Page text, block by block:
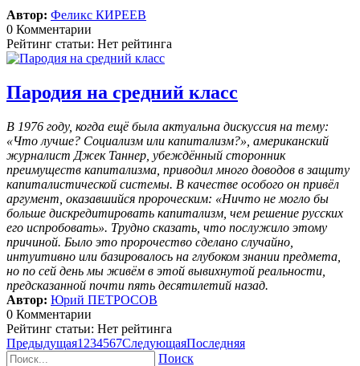
Автор: Феликс КИРЕЕВ
0 Комментарии
Рейтинг статьи: Нет рейтинга
Пародия на средний класс
В 1976 году, когда ещё была актуальна дискуссия на тему:
«Что лучше? Социализм или капитализм?», американский
журналист Джек Таннер, убеждённый сторонник
преимуществ капитализма, приводил много доводов в защиту
капиталистической системы. В качестве особого он привёл
аргумент, оказавшийся пророческим: «Ничто не могло бы
больше дискредитировать капитализм, чем решение русских
его испробовать». Трудно сказать, что послужило этому
причиной. Было это пророчество сделано случайно,
интуитивно или базировалось на глубоком знании предмета,
но по сей день мы живём в этой вывихнутой реальности,
предсказанной почти пять десятилетий назад.
Автор: Юрий ПЕТРОСОВ
0 Комментарии
Рейтинг статьи: Нет рейтинга
Предыдущая1 234567СледующаяПоследняя
Поиск